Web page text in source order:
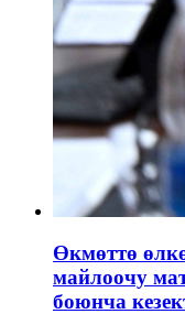
Өкмөттө
майлоочу
боюнча